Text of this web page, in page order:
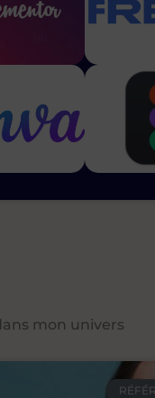
mon univers